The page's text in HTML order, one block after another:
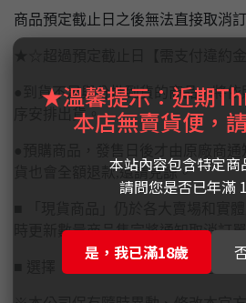
商品預定截止日之後無法直接取消
●到貨不足與分批到貨的商品，將依
序安排出貨。
貨也會全額退款,還請見諒。
時更新數量商品售完將通知取消訂單
■ 選擇【實體門市自取】請先付款完
★溫馨提示：近期
本店無賣貨便，
本站內容包含特定商
請問您是否已年滿
是，我已滿18歲